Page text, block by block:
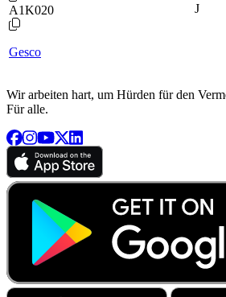
A1K020
Gesco
J
Wir arbeiten hart, um Hürden für den
Für alle.